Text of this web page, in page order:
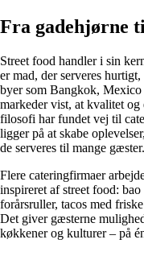
Fra gadehjørne
Street food handler i sin
er mad, der serveres
byer som Bangkok,
markeder vist, at kvalitet
filosofi har fundet vej til
ligger på at skabe
de serveres til mange gæster.
Flere cateringfirmaer
inspireret af street food:
forårsruller, tacos med
Det giver gæsterne
køkkener og kulturer – på